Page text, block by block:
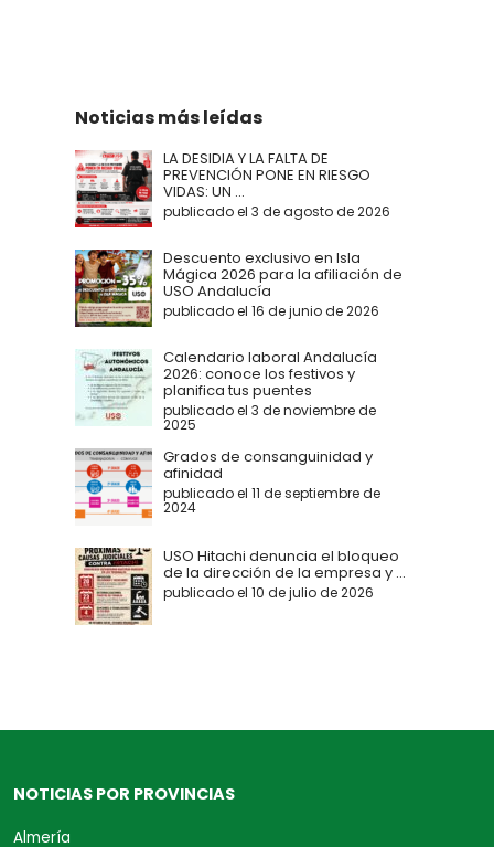
Noticias más leídas
LA DESIDIA Y LA FALTA DE
PREVENCIÓN PONE EN RIESGO
VIDAS: UN ...
publicado el 3 de agosto de 2026
Descuento exclusivo en Isla
Mágica 2026 para la afiliación de
USO Andalucía
publicado el 16 de junio de 2026
Calendario laboral Andalucía
2026: conoce los festivos y
planifica tus puentes
publicado el 3 de noviembre de
2025
Grados de consanguinidad y
afinidad
publicado el 11 de septiembre de
2024
USO Hitachi denuncia el bloqueo
de la dirección de la empresa y ...
publicado el 10 de julio de 2026
NOTICIAS POR PROVINCIAS
Almería